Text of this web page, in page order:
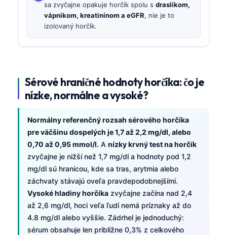
sa zvyčajne opakuje horčík spolu s draslíkom,
vápnikom, kreatinínom a eGFR, nie je to
izolovaný horčík.
Sérové hraničné hodnoty horčíka: čo je
nízke, normálne a vysoké?
Normálny referenčný rozsah sérového horčíka
pre väčšinu dospelých je 1,7 až 2,2 mg/dl, alebo
0,70 až 0,95 mmol/l. A nízky krvný test na horčík
zvyčajne je nižší než 1,7 mg/dl a hodnoty pod 1,2
mg/dl sú hranicou, kde sa tras, arytmia alebo
záchvaty stávajú oveľa pravdepodobnejšími.
Vysoké hladiny horčíka zvyčajne začína nad 2,4
až 2,6 mg/dl, hoci veľa ľudí nemá príznaky až do
4.8 mg/dl alebo vyššie. Zádrhel je jednoduchý:
sérum obsahuje len približne 0,3% z celkového